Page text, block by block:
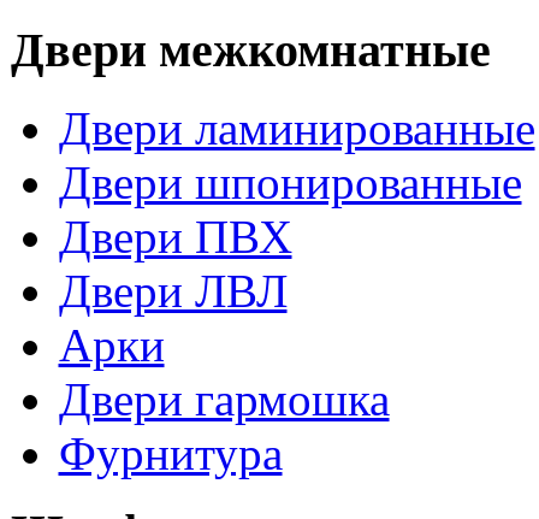
Двери межкомнатные
Двери ламинированные
Двери шпонированные
Двери ПВХ
Двери ЛВЛ
Арки
Двери гармошка
Фурнитура